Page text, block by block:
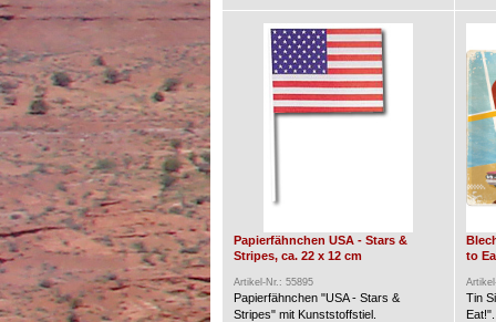
Papierfähnchen USA - Stars &
Stripes, ca. 22 x 12 cm
Artikel-Nr.: 55895
Papierfähnchen "USA - Stars &
Stripes" mit Kunststoffstiel.
to
Tin
Eat!".